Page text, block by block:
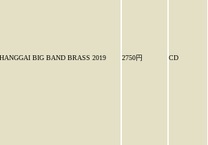
HANGGAI BIG BAND BRASS 2019 2750円 CD